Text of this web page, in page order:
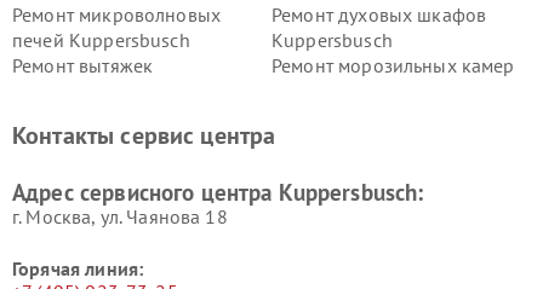
Ремонт микроволновых
печей Kuppersbusch
Ремонт духовых шкафов
Kuppersbusch
Ремонт вытяжек
Ремонт морозильных камер
Kuppersbusch
вакуумных упаковщиков
Ремонт сушильных машин Kuppersbusch
Контакты сервис центра
Адрес сервисного центра Kuppersbusch:
г. Москва, ул. Чаянова 18
Горячая линия: